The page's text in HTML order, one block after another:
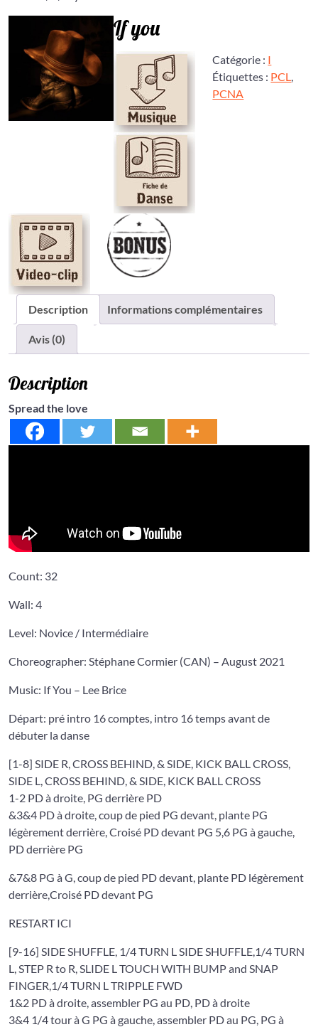
If you
Catégorie : I
Étiquettes : PCL,
PCNA
Description Informations complémentaires
Avis (0)
Description
Spread the love
Count: 32
Wall: 4
Level: Novice / Intermédiaire
Choreographer: Stéphane Cormier (CAN) – August 2021
Music: If You – Lee Brice
Départ: pré intro 16 comptes, intro 16 temps avant de
débuter la danse
[1-8] SIDE R, CROSS BEHIND, & SIDE, KICK BALL CROSS,
SIDE L, CROSS BEHIND, & SIDE, KICK BALL CROSS
1-2 PD à droite, PG derrière PD
&3&4 PD à droite, coup de pied PG devant, plante PG
légèrement derrière, Croisé PD devant PG 5,6 PG à gauche,
PD derrière PG
&7&8 PG à G, coup de pied PD devant, plante PD légèrement
derrière,Croisé PD devant PG
RESTART ICI
[9-16] SIDE SHUFFLE, 1/4 TURN L SIDE SHUFFLE,1/4 TURN
L, STEP R to R, SLIDE L TOUCH WITH BUMP and SNAP
FINGER,1/4 TURN L TRIPPLE FWD
1&2 PD à droite, assembler PG au PD, PD à droite
3&4 1/4 tour à G PG à gauche, assembler PD au PG, PG à